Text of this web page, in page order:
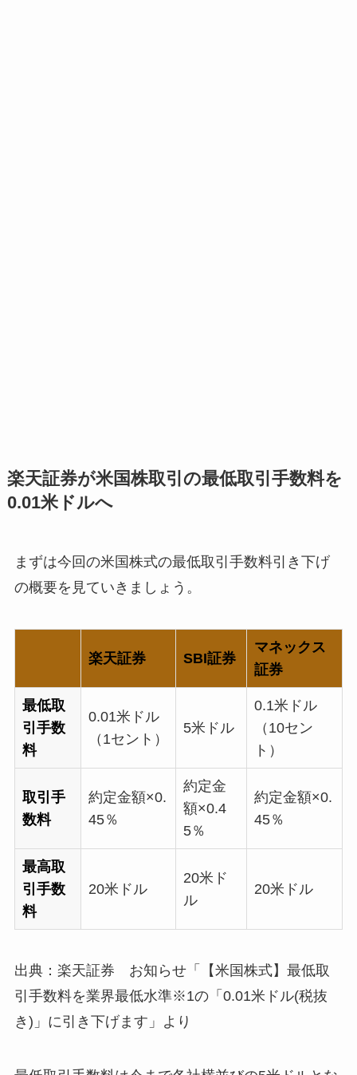
楽天証券が米国株取引の最低取引手数料を
0.01米ドルへ
まずは今回の米国株式の最低取引手数料引き下げ
の概要を見ていきましょう。
楽天証券 SBI証券
マネックス
証券
最低取
引手数
料
0.01米ドル
（1セント）
5米ドル
0.1米ドル
（10セン
ト）
取引手
数料
約定金額×0.
45％
約定金
額×0.4
5％
約定金額×0.
45％
最高取
引手数
料
20米ドル
20米ド
ル
20米ドル
出典：楽天証券 お知らせ「【米国株式】最低取
引手数料を業界最低水準※1の「0.01米ドル(税抜
き)」に引き下げます」より